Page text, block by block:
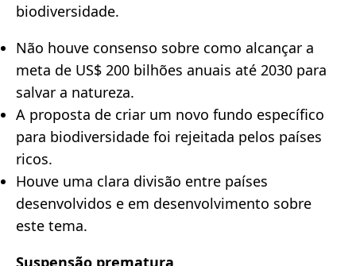
biodiversidade.
Não houve consenso sobre como alcançar a
meta de US$ 200 bilhões anuais até 2030 para
salvar a natureza.
A proposta de criar um novo fundo específico
para biodiversidade foi rejeitada pelos países
ricos.
Houve uma clara divisão entre países
desenvolvidos e em desenvolvimento sobre
este tema.
Suspensão prematura